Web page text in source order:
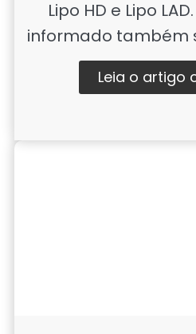
Lipo HD e Lipo
informado também
Leia o artigo